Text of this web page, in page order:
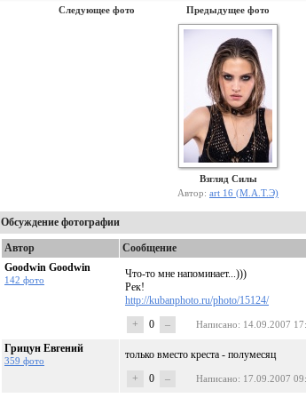
Следующее фото Предыдущее фото
Взгляд Силы
Автор: art 16 (М.А.Т.Э)
Обсуждение фотографии
Автор
Сообщение
Goodwin Goodwin
142 фото
Что-то мне напоминает...)))
Рек!
http://kubanphoto.ru/photo/15124/
+
0 – Написано: 14.09.2007
Грицун Евгений
359 фото
только вместо креста - полумесяц
+
0 – Написано: 17.09.2007